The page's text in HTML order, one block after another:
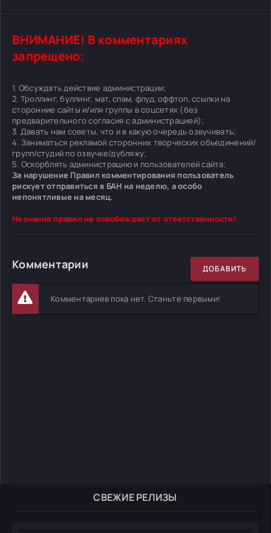
СВЕЖИЕ РЕЛИЗЫ
ВНИМАНИЕ! В комментариях
запрещено:
1. Обсуждать действие администрации;
2. Троллинг, буллинг, мат, спам, флуд, оффтоп, ссылки на
сторонние сайты и/или группы в соцсетях (без
предварительного согласия с администрацией);
3. Давать нам советы, что и в какую очередь озвучивать;
4. Заниматься рекламой сторонних творческих объединений/
групп/студий по озвучке/дубляжу;
5. Оскорблять администрацию и пользователей сайта;
За нарушение Правил комментирования пользователь
рискует отправиться в БАН на неделю, а особо
непонятливые на месяц.
Незнание правил не освобождает от ответственности!
Комментарии ДОБАВИТЬ
Комментариев пока нет. Станьте первыми!